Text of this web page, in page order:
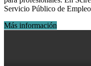
Servicio Público de
Más información